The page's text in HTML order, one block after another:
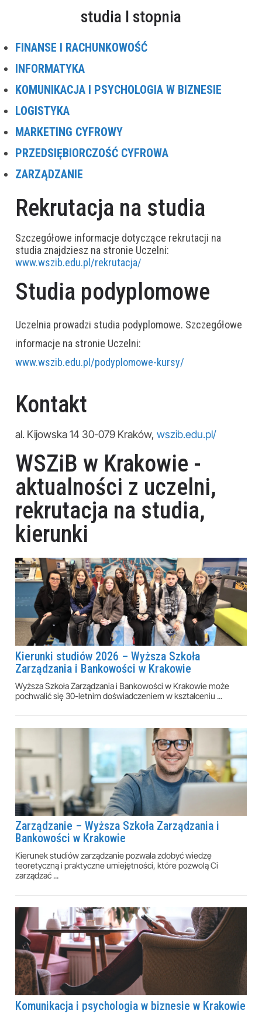
studia I stopnia
FINANSE I RACHUNKOWOŚĆ
INFORMATYKA
KOMUNIKACJA I PSYCHOLOGIA W BIZNESIE
LOGISTYKA
MARKETING CYFROWY
PRZEDSIĘBIORCZOŚĆ CYFROWA
ZARZĄDZANIE
Rekrutacja na studia
Szczegółowe informacje dotyczące rekrutacji na
studia znajdziesz na stronie Uczelni:
www.wszib.edu.pl/rekrutacja/
Studia podyplomowe
Uczelnia prowadzi studia podyplomowe. Szczegółowe
informacje na stronie Uczelni:
www.wszib.edu.pl/podyplomowe-kursy/
Kontakt
al. Kijowska 14 30-079 Kraków, wszib.edu.pl/
WSZiB w Krakowie -
aktualności z uczelni,
rekrutacja na studia,
kierunki
Kierunki studiów 2026 – Wyższa Szkoła
Zarządzania i Bankowości w Krakowie
Wyższa Szkoła Zarządzania i Bankowości w Krakowie może
pochwalić się 30-letnim doświadczeniem w kształceniu ...
Zarządzanie – Wyższa Szkoła Zarządzania i
Bankowości w Krakowie
Kierunek studiów zarządzanie pozwala zdobyć wiedzę
teoretyczną i praktyczne umiejętności, które pozwolą Ci
zarządzać ...
Komunikacja i psychologia w biznesie w Krakowie